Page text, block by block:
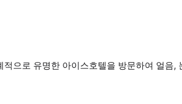
으로 유명한 아이스호텔을 방문하여 얼음,